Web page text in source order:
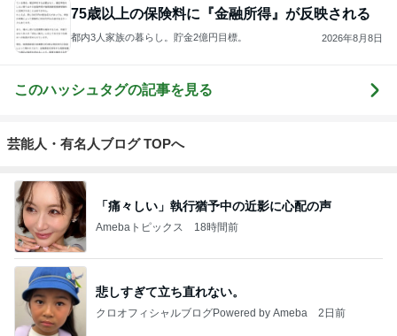
75歳以上の保険料に『金融所得』が反映される
都内3人家族の暮らし。貯金2億円目標。 2026年8月8日
このハッシュタグの記事を見る
芸能人・有名人ブログ TOPへ
「痛々しい」執行猶予中の近影に心配の声
Amebaトピックス 18時間前
悲しすぎて立ち直れない。
クロオフィシャルブログPowered by Ameba 2日前